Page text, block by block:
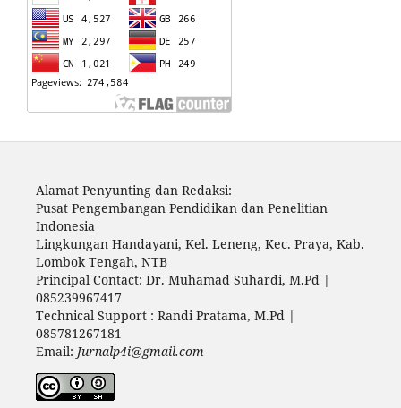
Alamat Penyunting dan Redaksi:
Pusat Pengembangan Pendidikan dan Penelitian
Indonesia
Lingkungan Handayani, Kel. Leneng, Kec. Praya, Kab.
Lombok Tengah, NTB
Principal Contact: Dr. Muhamad Suhardi, M.Pd |
085239967417
Technical Support : Randi Pratama, M.Pd |
085781267181
Email: Jurnalp4i@gmail.com